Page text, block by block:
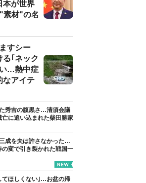
本が世界
素材"の名
すシー
る｢ネック
…熱中症
なアイテ
秀吉の腹黒さ…清須会議
に追い込まれた柴田勝家
成を夫は許さなかった…
変で引き裂かれた戦国一
てほしくない｣…お盆の帰